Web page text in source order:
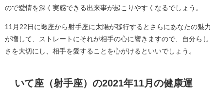
ので愛情を深く実感できる出来事が起こりやすくなるでしょう。
11月22日に蠍座から射手座に太陽が移行するとさらにあなたの魅力
が増して、ストレートにそれが相手の心に響きますので、自分らし
さを大切にし、相手を愛することを心がけるといいでしょう。
いて座（射手座）の2021年11月の健康運